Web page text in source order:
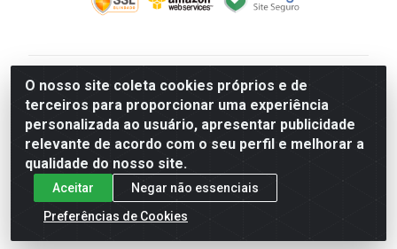
O nosso site coleta cookies próprios e de
terceiros para proporcionar uma experiência
personalizada ao usuário, apresentar publicidade
relevante de acordo com o seu perfil e melhorar a
qualidade do nosso site.
Aceitar
Negar não essenciais
Preferências de Cookies
V. C. Ferragens LTDA - Rua do Matoso, 132 - Praça da
Bandeira, Rio de Janeiro/ RJ - CEP 20.270-135 - CNPJ
12.324.723/0001-25
Todas as regras de promoções, descontos, preços e
prazos de pagamento e entrega expostos aqui são
válidos apenas para compras via internet. Preços e
estoque sujeito a alterações sem aviso prévio.